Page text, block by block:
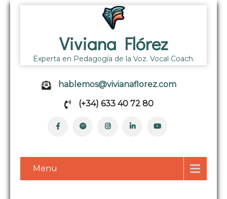
Viviana Flórez
Experta en Pedagogía de la Voz. Vocal Coach.
hablemos@vivianaflorez.com
(+34) 633 40 72 80
Menu